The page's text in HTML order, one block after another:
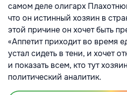
самом деле олигарх
что он истинный хозяин в
этой причине он хочет быть
«Аппетит приходит во время
устал сидеть в тени, и хочет
и показать всем, кто тут
политический аналитик.